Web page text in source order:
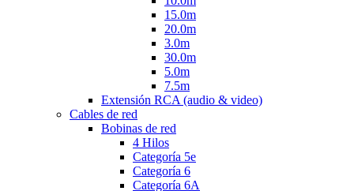
15.0m
20.0m
3.0m
30.0m
5.0m
7.5m
Extensión RCA (audio & video)
Cables de red
Bobinas de red
4 Hilos
Categoría 5e
Categoría 6
Categoría 6A